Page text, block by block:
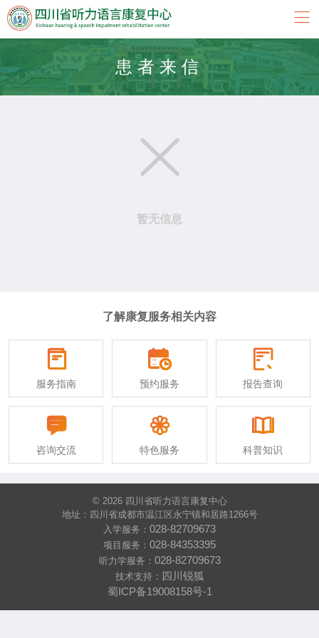
患者来信

暂无信息
了解康复服务相关内容

服务指南

预约服务

报告查询

咨询交流

特色服务

科普知识
© 2026 四川省听力语言康复中心
地址：四川省成都市温江区永宁镇和居路1266号
入学服务： 028-82709673
项目服务： 028-84353395
听力学服务： 028-82709673
技术支持： 四川锐狐
蜀ICP备19008158号-1